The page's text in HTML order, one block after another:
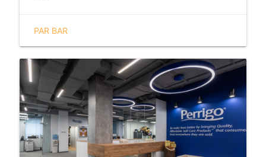
PAR BAR